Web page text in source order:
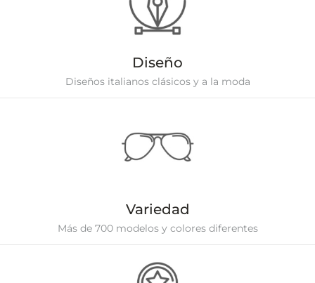
Diseño
Diseños italianos clásicos y a la moda
Variedad
Más de 700 modelos y colores diferentes